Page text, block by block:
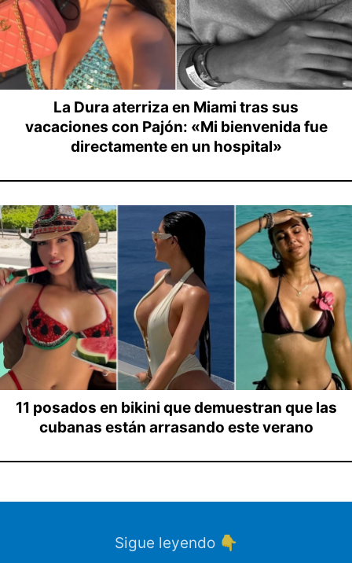
La Dura aterriza en Miami tras sus
vacaciones con Pajón: «Mi bienvenida fue
directamente en un hospital»
11 posados en bikini que demuestran que las
cubanas están arrasando este verano
Sigue leyendo 👇